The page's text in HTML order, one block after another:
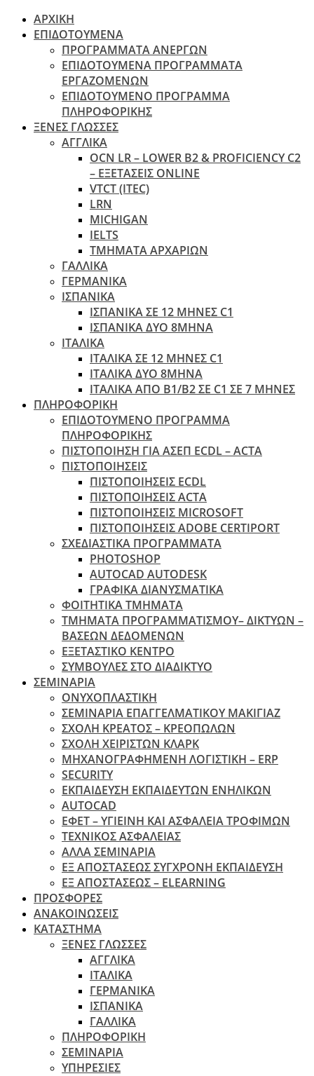
ΑΡΧΙΚΗ
ΕΠΙΔΟΤΟΥΜΕΝΑ
ΠΡΟΓΡΑΜΜΑΤΑ ΑΝΕΡΓΩΝ
ΕΠΙΔΟΤΟΥΜΕΝΑ ΠΡΟΓΡΑΜΜΑΤΑ
ΕΡΓΑΖΟΜΕΝΩΝ
ΕΠΙΔΟΤΟΥΜΕΝΟ ΠΡΟΓΡΑΜΜΑ
ΠΛΗΡΟΦΟΡΙΚΗΣ
ΞΕΝΕΣ ΓΛΩΣΣΕΣ
ΑΓΓΛΙΚΑ
OCN LR – LOWER B2 & PROFICIENCY C2
– ΕΞΕΤΆΣΕΙΣ ONLINE
VTCT (ITEC)
LRN
MICHIGAN
IELTS
ΤΜΗΜΑΤΑ ΑΡΧΑΡΙΩΝ
ΓΑΛΛΙΚΑ
ΓΕΡΜΑΝΙΚΑ
ΙΣΠΑΝΙΚΑ
ΙΣΠΑΝΙΚΑ ΣΕ 12 ΜΗΝΕΣ C1
ΙΣΠΑΝΙΚΑ ΔΥΟ 8ΜΗΝΑ
ΙΤΑΛΙΚΑ
ΙΤΑΛΙΚΑ ΣΕ 12 ΜΗΝΕΣ C1
ΙΤΑΛΙΚΑ ΔΥΟ 8ΜΗΝΑ
ΙΤΑΛΙΚΑ ΑΠΌ B1/B2 ΣΕ C1 ΣΕ 7 ΜΉΝΕΣ
ΠΛΗΡΟΦΟΡΙΚΗ
ΕΠΙΔΟΤΟΥΜΕΝΟ ΠΡΟΓΡΑΜΜΑ
ΠΛΗΡΟΦΟΡΙΚΗΣ
ΠIΣΤΟΠΟΙΗΣΗ ΓΙΑ ΑΣΕΠ ECDL – ACTA
ΠΙΣΤΟΠΟΙΗΣΕΙΣ
ΠΙΣΤΟΠΟΙΗΣΕΙΣ ECDL
ΠΙΣΤΟΠΟΙΗΣΕΙΣ ACTA
ΠΙΣΤΟΠΟΙΗΣΕΙΣ MICROSOFT
ΠΙΣΤΟΠΟΙΗΣΕΙΣ ADOBE CERTIPORT
ΣΧΕΔΙΑΣΤΙΚΑ ΠΡΟΓΡΑΜΜΑΤΑ
PHOTOSHOP
AUTOCAD AUTODESK
ΓΡΑΦΙΚΑ ΔΙΑΝΥΣΜΑΤΙΚΑ
ΦΟΙΤΗΤΙΚΑ ΤΜΗΜΑΤΑ
ΤΜΗΜΑΤΑ ΠΡΟΓΡΑΜΜΑΤΙΣΜΟΥ– ΔΙΚΤΥΩΝ –
ΒΑΣΕΩΝ ΔΕΔΟΜΕΝΩΝ
ΕΞΕΤΑΣΤΙΚΟ ΚΕΝΤΡΟ
ΣΥΜΒΟΥΛΕΣ ΣΤΟ ΔΙΑΔΙΚΤΥΟ
ΣΕΜΙΝΑΡΙΑ
ΟΝΥΧΟΠΛΑΣΤΙΚΗ
ΣΕΜΙΝΑΡΙΑ ΕΠΑΓΓΕΛΜΑΤΙΚΟΥ ΜΑΚΙΓΙΑΖ
ΣΧΟΛΗ ΚΡΕΑΤΟΣ – ΚΡΕΟΠΩΛΩΝ
ΣΧΟΛΗ ΧΕΙΡΙΣΤΩΝ ΚΛΑΡΚ
ΜΗΧΑΝΟΓΡΑΦΗΜΕΝΗ ΛΟΓΙΣΤΙΚΗ – ERP
SECURITY
ΕΚΠΑΙΔΕΥΣΗ ΕΚΠΑΙΔΕΥΤΩΝ ΕΝΗΛΙΚΩΝ
ΑUTOCAD
ΕΦΕΤ – ΥΓΙΕΙΝΗ ΚΑΙ ΑΣΦΑΛΕΙΑ ΤΡΟΦΙΜΩΝ
ΤΕΧΝΙΚΟΣ ΑΣΦΑΛΕΙΑΣ
ΆΛΛΑ ΣΕΜΙΝΑΡΙΑ
EΞ ΑΠΟΣΤΑΣΕΩΣ ΣΥΓΧΡΟΝΗ ΕΚΠΑΙΔΕΥΣΗ
ΕΞ ΑΠΟΣΤΑΣΕΩΣ – ELEARNING
ΠΡΟΣΦΟΡΕΣ
ΑΝΑΚΟΙΝΩΣΕΙΣ
ΚΑΤΑΣΤΗΜΑ
ΞΕΝΕΣ ΓΛΩΣΣΕΣ
ΑΓΓΛΙΚΑ
ΙΤΑΛΙΚΑ
ΓΕΡΜΑΝΙΚΑ
ΙΣΠΑΝΙΚΑ
ΓΑΛΛΙΚΑ
ΠΛΗΡΟΦΟΡΙΚΗ
ΣΕΜΙΝΑΡΙΑ
ΥΠΗΡΕΣΙΕΣ